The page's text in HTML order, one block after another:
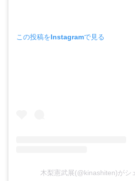
この投稿をInstagramで見る
木梨憲武展(@kinashiten)がシ